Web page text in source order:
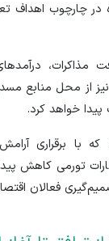
چارچوب اهداف
مذاکرات،
از محل منابع
خواهد کرد.
با برقراری
تورمی کاهش
فعالان